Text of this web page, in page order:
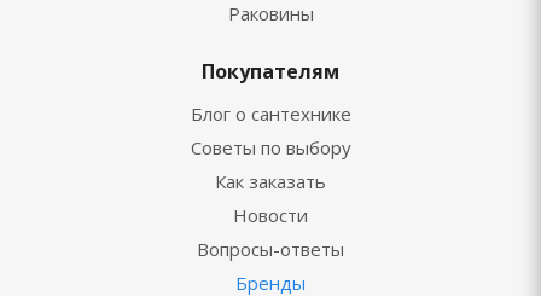
Раковины
Покупателям
Блог о сантехнике
Советы по выбору
Как заказать
Новости
Вопросы-ответы
Бренды